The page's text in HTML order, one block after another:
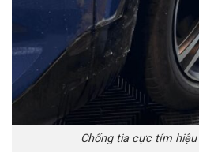
Chống tia cực tím hiệu